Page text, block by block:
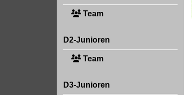
Team
D2-Junioren
Team
D3-Junioren